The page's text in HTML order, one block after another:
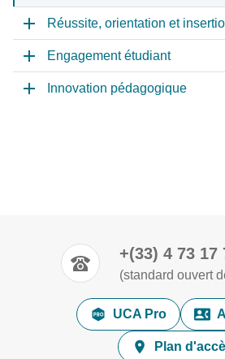
Réussite, orientation et
Engagement étudiant
Innovation pédagogique
+(33) 4 73 17
(standard ouvert
UCA Pro
Plan